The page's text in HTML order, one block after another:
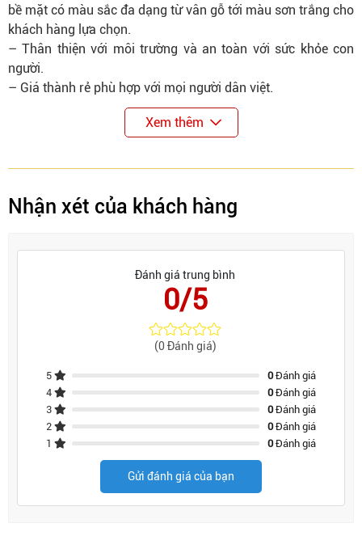
bề mặt có màu sắc đa dạng từ vân gỗ tới màu sơn trắng cho
khách hàng lựa chọn.
– Thân thiện với môi trường và an toàn với sức khỏe con
người.
– Giá thành rẻ phù hợp với mọi người dân việt.
Xem thêm
Nhận xét của khách hàng
Đánh giá trung bình
0/5
(0 Đánh giá)
5 0Đánh giá
4
0Đánh giá
3
0Đánh giá
2
0Đánh giá
1
0Đánh giá
Gửi đánh giá của bạn